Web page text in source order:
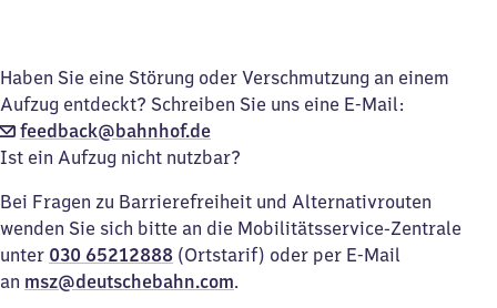
Haben Sie eine Störung oder Verschmutzung an einem
Aufzug entdeckt? Schreiben Sie uns eine E-Mail:
feedback@bahnhof.de
Ist ein Aufzug nicht nutzbar?
Bei Fragen zu Barrierefreiheit und Alternativrouten
wenden Sie sich bitte an die Mobilitätsservice-Zentrale
unter 030 65212888 (Ortstarif) oder per E-Mail
an msz@deutschebahn.com.